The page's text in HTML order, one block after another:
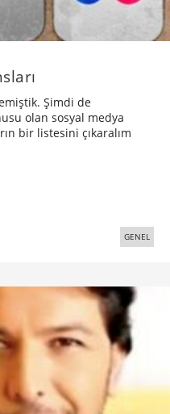
Şimdi de
olan sosyal medya
bir listesini çıkaralım
GENEL